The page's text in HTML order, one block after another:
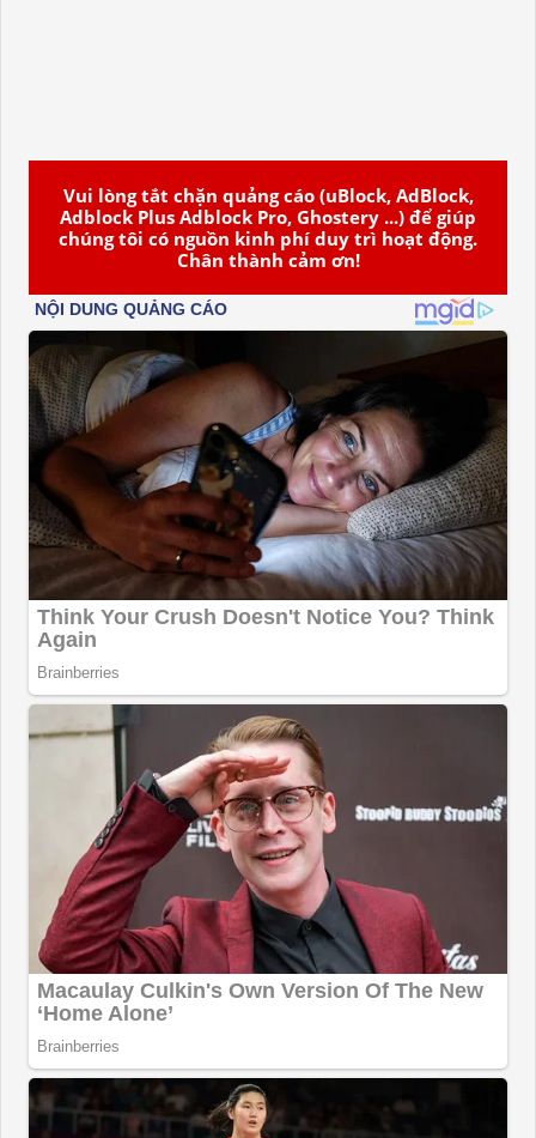
Vui lòng tắt chặn quảng cáo (uBlock, AdBlock,
Adblock Plus Adblock Pro, Ghostery ...) để giúp
chúng tôi có nguồn kinh phí duy trì hoạt động.
Chân thành cảm ơn!